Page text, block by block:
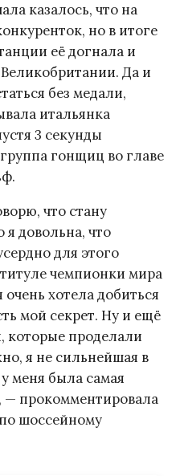
казалось, что на
но в итоге
её догнала и
Да и
без медали,
итальянка
3 секунды
гонщиц во главе
что стану
довольна, что
для этого
чемпионки мира
очень хотела добиться
мой секрет. Ну и ещё
которые проделали
я не сильнейшая в
меня была самая
— прокомментировала
шоссейному